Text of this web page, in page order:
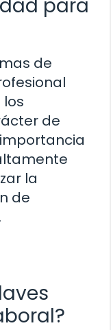
para
de
de
la
de